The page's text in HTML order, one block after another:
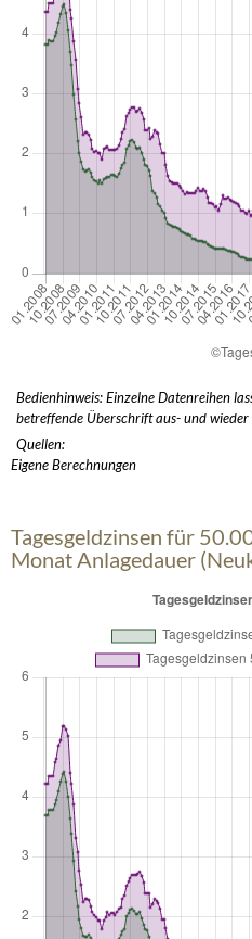
Bedienhinweis: Einzelne Datenreihen
betreffende Überschrift aus- und wieder
Quellen:
Eigene Berechnungen
Tagesgeldzinsen für
Monat Anlagedauer